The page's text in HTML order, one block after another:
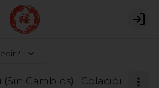
(Sin Cambios) Colación